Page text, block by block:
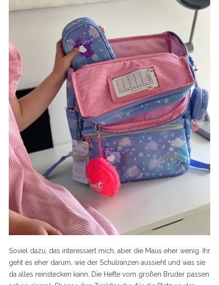
Soviel dazu, das interessiert mich, aber die Maus eher wenig. Ihr
geht es eher darum, wie der Schulranzen aussieht und was sie
da alles reinstecken kann. Die Hefte vom großen Bruder passen